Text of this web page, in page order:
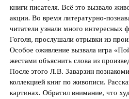
книги писателя. Всё это вызвало
акции. Во время литературно-
читатели узнали много интересных
Гоголя, прослушали отрывки из
Особое оживление вызвала игра
жестами объяснить слова из
После этого Л.В. Заварзин
коллекцией книг по живописи.
картинах. Обратил внимание, что